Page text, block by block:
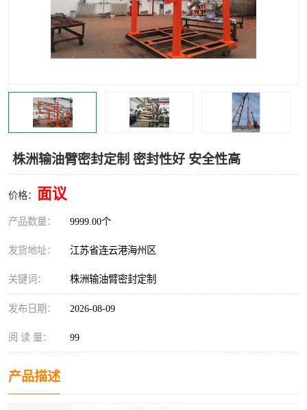
株洲输油臂密封定制 密封性好 安全性高
价格： 面议
产品数量： 9999.00个
发货地址： 江苏省连云港海州区
关键词： 株洲输油臂密封定制
发布日期： 2026-08-09
阅 读 量： 99
产品描述
紧急脱离干式接头 火车鹤管
汽车鹤管 顶部鹤管
浮动出油装置 鹤管